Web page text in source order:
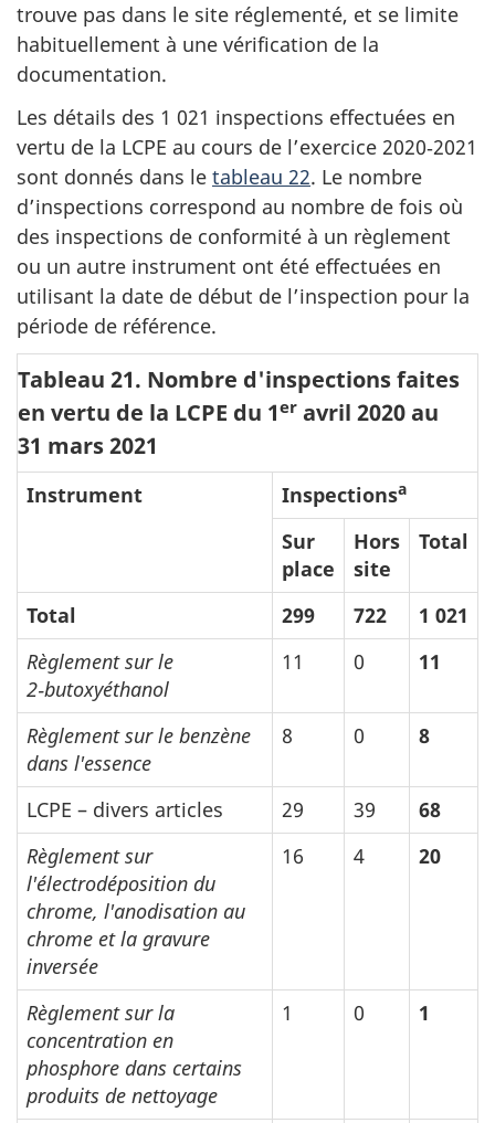
trouve pas dans le site réglementé, et se limite
habituellement à une vérification de la
documentation.
Les détails des 1 021 inspections effectuées en
vertu de la LCPE au cours de l’exercice 2020‑2021
sont donnés dans le tableau 22. Le nombre
d’inspections correspond au nombre de fois où
des inspections de conformité à un règlement
ou un autre instrument ont été effectuées en
utilisant la date de début de l’inspection pour la
période de référence.
Tableau 21. Nombre d'inspections faites
en vertu de la LCPE du 1er avril 2020 au
31 mars 2021
Instrument Inspectionsa
Sur
place
Hors
site
Total
Total 299 722
1 021
Règlement sur le
2‑butoxyéthanol
11 0 11
Règlement sur le benzène
dans l'essence
8 0 8
LCPE – divers articles 29 39
68
Règlement sur
l'électrodéposition du
chrome, l'anodisation au
chrome et la gravure
inversée
16 4 20
Règlement sur la
concentration en
phosphore dans certains
produits de nettoyage
1 0 1